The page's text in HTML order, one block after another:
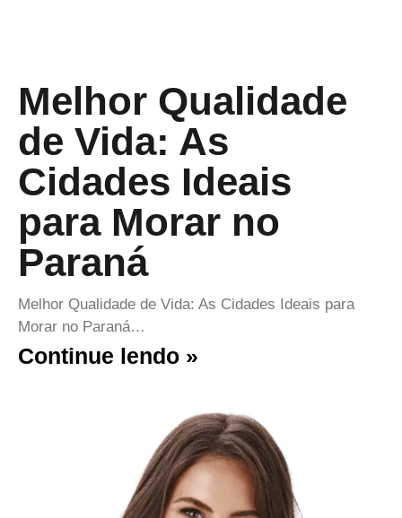
Melhor Qualidade
de Vida: As
Cidades Ideais
para Morar no
Paraná
Melhor Qualidade de Vida: As Cidades Ideais para
Morar no Paraná…
Continue lendo »